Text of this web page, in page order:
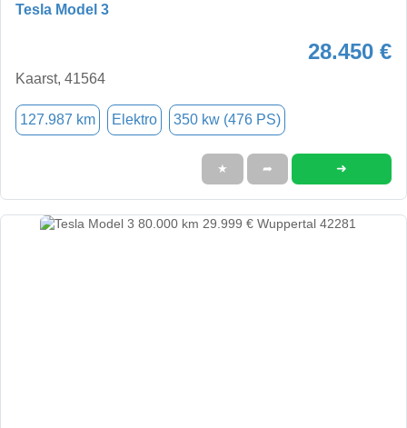
Tesla Model 3
28.450 €
Kaarst, 41564
127.987 km Elektro 350 kw (476 PS)
★ ➦ ➜